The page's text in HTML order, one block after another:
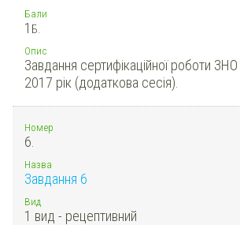
Бали
1 Б.
Опис
Завдання сертифікаційної роботи ЗНО
2017 рік (додаткова сесія).
Номер
6.
Назва
Завдання 6
Вид
1 вид - рецептивний